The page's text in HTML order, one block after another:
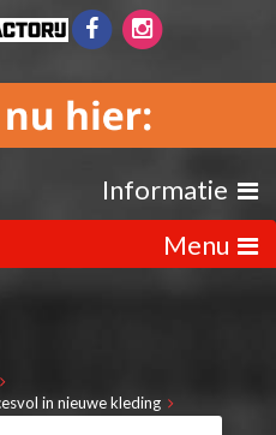
Informatie
Menu
in nieuwe kleding